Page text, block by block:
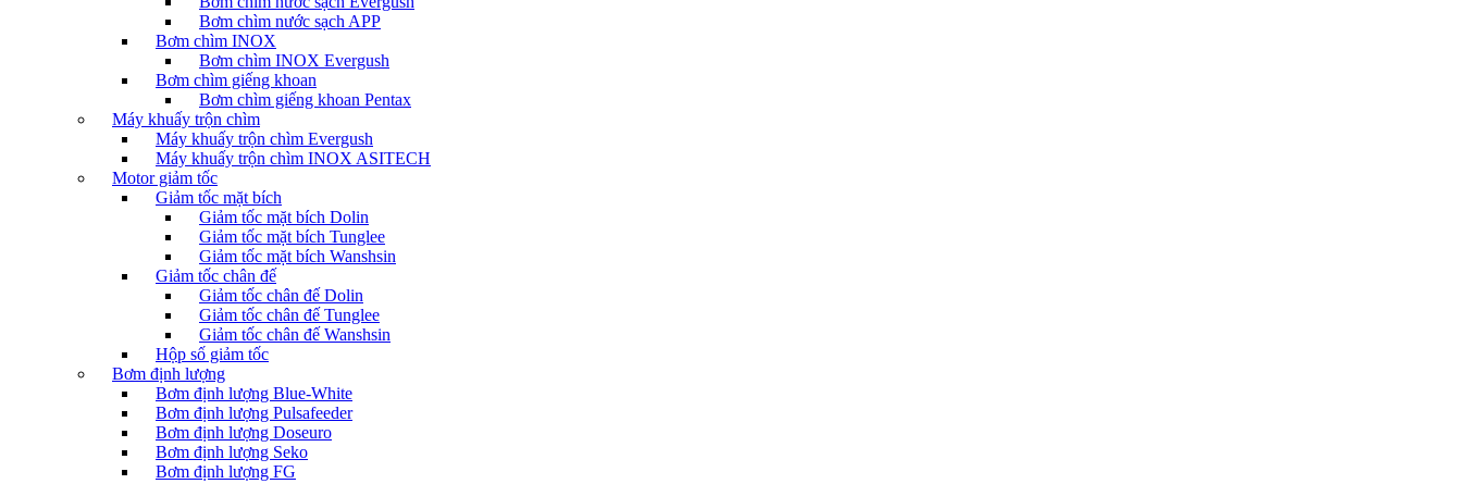
Bơm chìm nước sạch APP
Bơm chìm INOX
Bơm chìm INOX Evergush
Bơm chìm giếng khoan
Bơm chìm giếng khoan Pentax
Máy khuấy trộn chìm
Máy khuấy trộn chìm Evergush
Máy khuấy trộn chìm INOX ASITECH
Motor giảm tốc
Giảm tốc mặt bích
Giảm tốc mặt bích Dolin
Giảm tốc mặt bích Tunglee
Giảm tốc mặt bích Wanshsin
Giảm tốc chân đế
Giảm tốc chân đế Dolin
Giảm tốc chân đế Tunglee
Giảm tốc chân đế Wanshsin
Hộp số giảm tốc
Bơm định lượng
Bơm định lượng Blue-White
Bơm định lượng Pulsafeeder
Bơm định lượng Doseuro
Bơm định lượng Seko
Bơm định lượng FG